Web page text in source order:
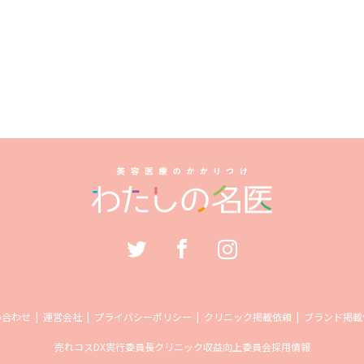
わせ 運営会社 プライバシーポリシー クリニック掲載依頼 ブランド掲
売れコスDX実行委員長クリニック収益向上委員会採用情報